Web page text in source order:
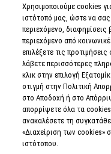
SIGN UP FOR EMAIL
My M•A•C / SIGN IN
Χρησιμοποιούμε cookies
ιστότοπό μας, ώστε να
περιεχόμενο,
περιεχόμενο από
επιλέξετε τις
λάβετε περισσότερες
κλικ στην επιλογή
στιγμή στην Πολιτική
στο Αποδοχή ή στο
απορρίψετε όλα τα
ανακαλέσετε τη
«Διαχείριση των
ιστότοπου.